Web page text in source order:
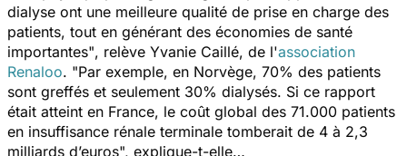
dialyse ont une meilleure qualité de prise en charge des
patients, tout en générant des économies de santé
importantes", relève Yvanie Caillé, de l'association
Renaloo. "Par exemple, en Norvège, 70% des patients
sont greffés et seulement 30% dialysés. Si ce rapport
était atteint en France, le coût global des 71.000 patients
en insuffisance rénale terminale tomberait de 4 à 2,3
milliards d’euros", explique-t-elle…